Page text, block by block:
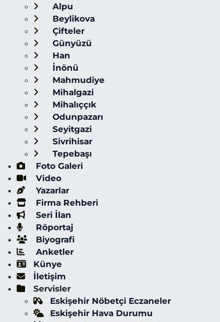
Alpu
Beylikova
Çifteler
Günyüzü
Han
İnönü
Mahmudiye
Mihalgazi
Mihalıççık
Odunpazarı
Seyitgazi
Sivrihisar
Tepebaşı
Foto Galeri
Video
Yazarlar
Firma Rehberi
Seri İlan
Röportaj
Biyografi
Anketler
Künye
İletişim
Servisler
Eskişehir Nöbetçi Eczaneler
Eskişehir Hava Durumu